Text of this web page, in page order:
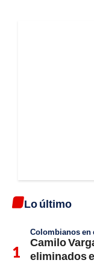
Lo último
Colombianos en
Camilo
eliminados